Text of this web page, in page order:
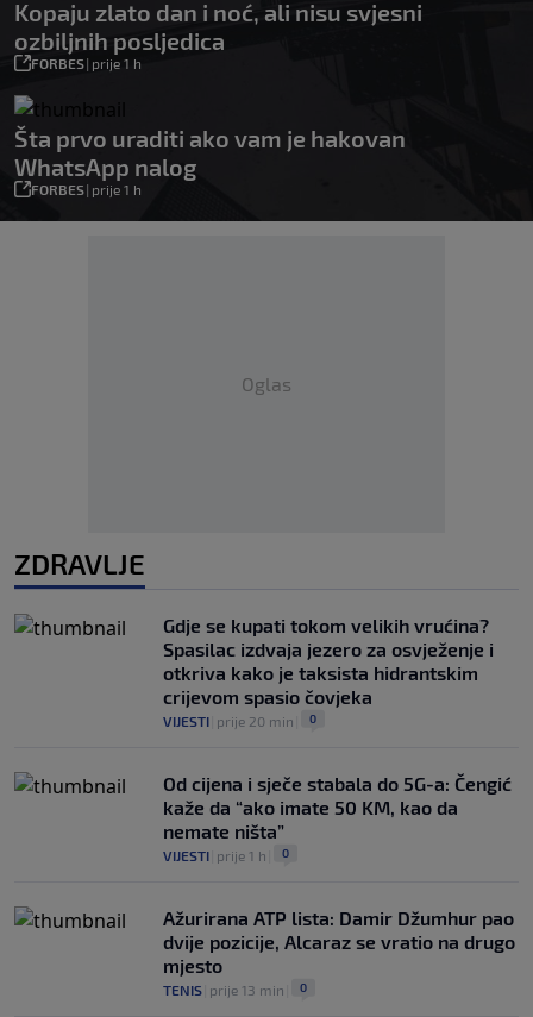
Kopaju zlato dan i noć, ali nisu svjesni
ozbiljnih posljedica
FORBES| prije 1 h
Šta prvo uraditi ako vam je hakovan
WhatsApp nalog
FORBES| prije 1 h
Oglas
ZDRAVLJE
Gdje se kupati tokom velikih vrućina?
Spasilac izdvaja jezero za osvježenje i
otkriva kako je taksista hidrantskim
crijevom spasio čovjeka
VIJESTI prije 20 min 0
Od cijena i sječe stabala do 5G-a: Čengić
kaže da “ako imate 50 KM, kao da
nemate ništa”
VIJESTI prije 1 h 0
Ažurirana ATP lista: Damir Džumhur pao
dvije pozicije, Alcaraz se vratio na drugo
mjesto
TENIS prije 13 min 0